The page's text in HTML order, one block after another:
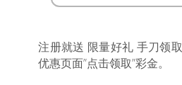
注册就送 限量好礼 手刀领
优惠页面”点击领取”彩金。